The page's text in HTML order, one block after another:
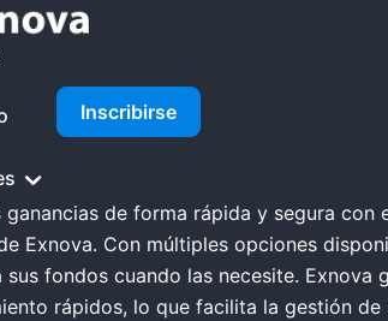
Inscribirse
Retirar
retirar
ganancias de forma rápida y segura con
Exnova. Con múltiples opciones
sus fondos cuando las necesite. Exnova
rápidos, lo que facilita la gestión de